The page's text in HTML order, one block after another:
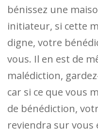
bénissez une
initiateur, si cette
digne, votre
vous. Il en est de
malédiction,
car si ce que vous
de bénédiction,
reviendra sur vous